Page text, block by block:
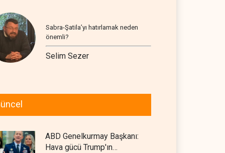
Sabra-Şatila’yı hatırlamak neden
önemli?
Selim Sezer
ABD Genelkurmay Başkanı:
Hava gücü Trump'ın